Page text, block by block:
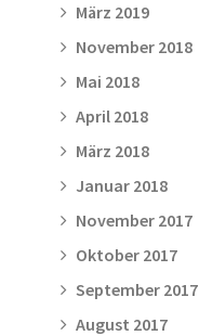
März 2019
November 2018
Mai 2018
April 2018
März 2018
Januar 2018
November 2017
Oktober 2017
September 2017
August 2017